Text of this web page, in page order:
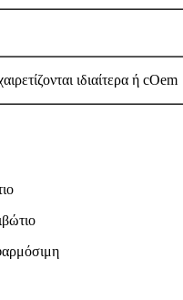
ιδιαίτερα ή cOem